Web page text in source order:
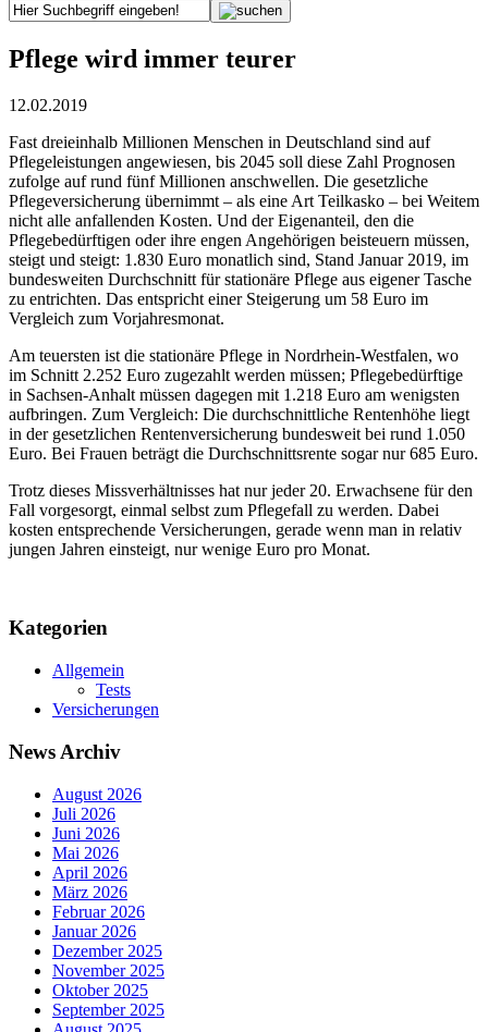
Pflege wird immer teurer
12.02.2019
Fast dreieinhalb Millionen Menschen in Deutschland sind auf
Pflegeleistungen angewiesen, bis 2045 soll diese Zahl Prognosen
zufolge auf rund fünf Millionen anschwellen. Die gesetzliche
Pflegeversicherung übernimmt – als eine Art Teilkasko – bei Weitem
nicht alle anfallenden Kosten. Und der Eigenanteil, den die
Pflegebedürftigen oder ihre engen Angehörigen beisteuern müssen,
steigt und steigt: 1.830 Euro monatlich sind, Stand Januar 2019, im
bundesweiten Durchschnitt für stationäre Pflege aus eigener Tasche
zu entrichten. Das entspricht einer Steigerung um 58 Euro im
Vergleich zum Vorjahresmonat.
Am teuersten ist die stationäre Pflege in Nordrhein-Westfalen, wo
im Schnitt 2.252 Euro zugezahlt werden müssen; Pflegebedürftige
in Sachsen-Anhalt müssen dagegen mit 1.218 Euro am wenigsten
aufbringen. Zum Vergleich: Die durchschnittliche Rentenhöhe liegt
in der gesetzlichen Rentenversicherung bundesweit bei rund 1.050
Euro. Bei Frauen beträgt die Durchschnittsrente sogar nur 685 Euro.
Trotz dieses Missverhältnisses hat nur jeder 20. Erwachsene für den
Fall vorgesorgt, einmal selbst zum Pflegefall zu werden. Dabei
kosten entsprechende Versicherungen, gerade wenn man in relativ
jungen Jahren einsteigt, nur wenige Euro pro Monat.
Kategorien
Allgemein
Tests
Versicherungen
News Archiv
August 2026
Juli 2026
Juni 2026
Mai 2026
April 2026
März 2026
Februar 2026
Januar 2026
Dezember 2025
November 2025
Oktober 2025
September 2025